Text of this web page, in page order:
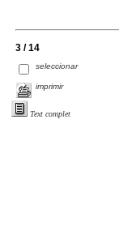
3 / 14
seleccionar
imprimir
Text complet